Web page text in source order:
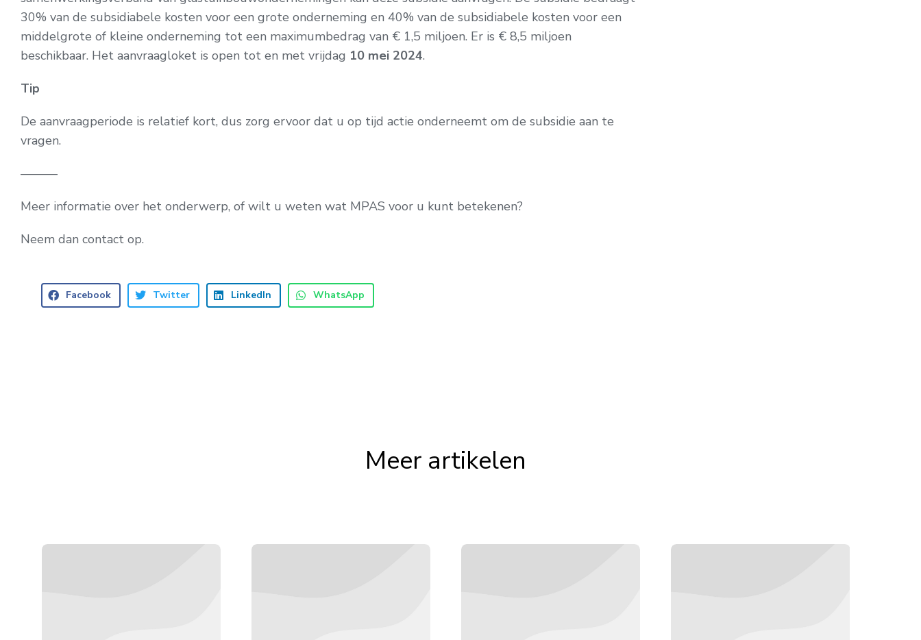
30% van de subsidiabele kosten voor een grote onderneming en 40% van de subsidiabele kosten voor een
middelgrote of kleine onderneming tot een maximumbedrag van € 1,5 miljoen. Er is € 8,5 miljoen
beschikbaar. Het aanvraagloket is open tot en met vrijdag 10 mei 2024.
Tip
De aanvraagperiode is relatief kort, dus zorg ervoor dat u op tijd actie onderneemt om de subsidie aan te
vragen.
———
Meer informatie over het onderwerp, of wilt u weten wat MPAS voor u kunt betekenen?
Neem dan contact op.
Facebook Twitter LinkedIn WhatsApp
Meer artikelen